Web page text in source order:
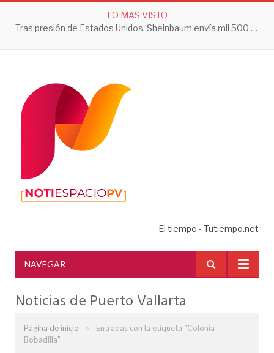
LO MAS VISTO
Tras presión de Estados Unidos, Sheinbaum envía mil 500 soldados a Michoacán
El tiempo - Tutiempo.net
NAVEGAR
Noticias de Puerto Vallarta
Página de inicio »
Entradas con la etiqueta "Colonia
Bobadilla"